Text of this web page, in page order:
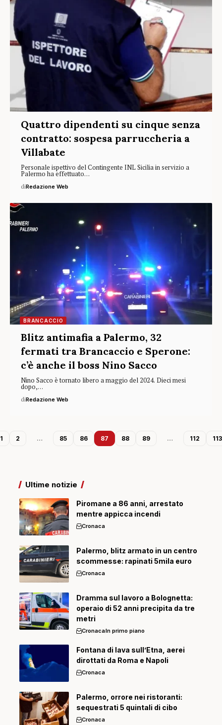
Quattro dipendenti su cinque senza
contratto: sospesa parruccheria a
Villabate
Personale ispettivo del Contingente INL Sicilia in servizio a
Palermo ha effettuato…
diRedazione Web
BRANCACCIO
Blitz antimafia a Palermo, 32
fermati tra Brancaccio e Sperone:
c’è anche il boss Nino Sacco
Nino Sacco è tornato libero a maggio del 2024. Dieci mesi
dopo,…
diRedazione Web
1 2 … 85 86 87 88 89 … 112 113
Ultime notizie
Piromane a 86 anni, arrestato
mentre appicca incendi
Cronaca
Palermo, blitz armato in un centro
scommesse: rapinati 5mila euro
Cronaca
Dramma sul lavoro a Bolognetta:
operaio di 52 anni precipita da tre
metri
CronacaIn primo piano
Fontana di lava sull’Etna, aerei
dirottati da Roma e Napoli
Cronaca
Palermo, orrore nei ristoranti:
sequestrati 5 quintali di cibo
Cronaca